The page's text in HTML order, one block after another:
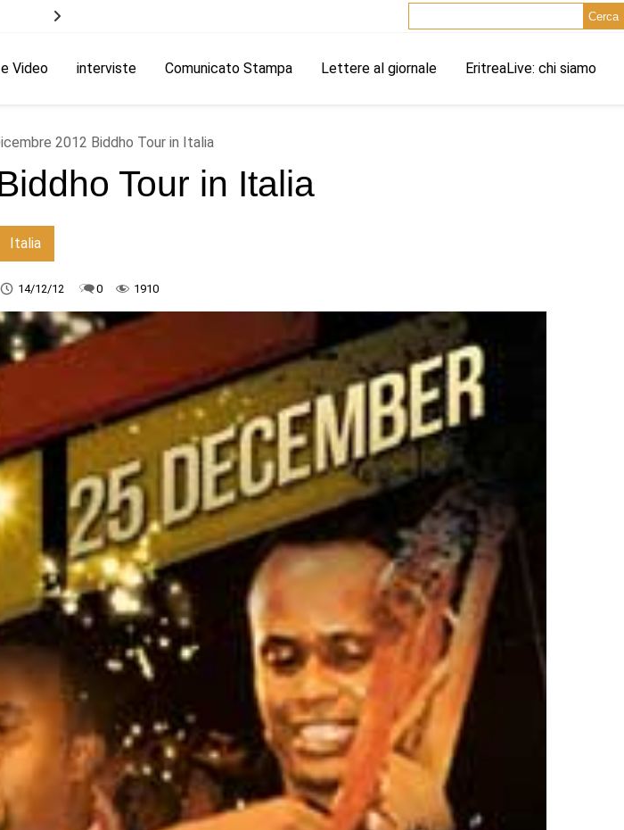
Cerca
Video interviste Comunicato Stampa Lettere al giornale EritreaLive: chi siamo
2012 Biddho Tour in Italia
Tour in Italia
Italia
14/12/12 0 1910